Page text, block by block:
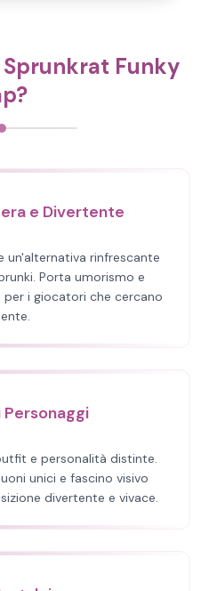
Sprunkrat Funky
e Divertente
un'alternativa rinfrescante
Porta umorismo e
i giocatori che cercano
e personalità distinte.
unici e fascino visivo
divertente e vivace.